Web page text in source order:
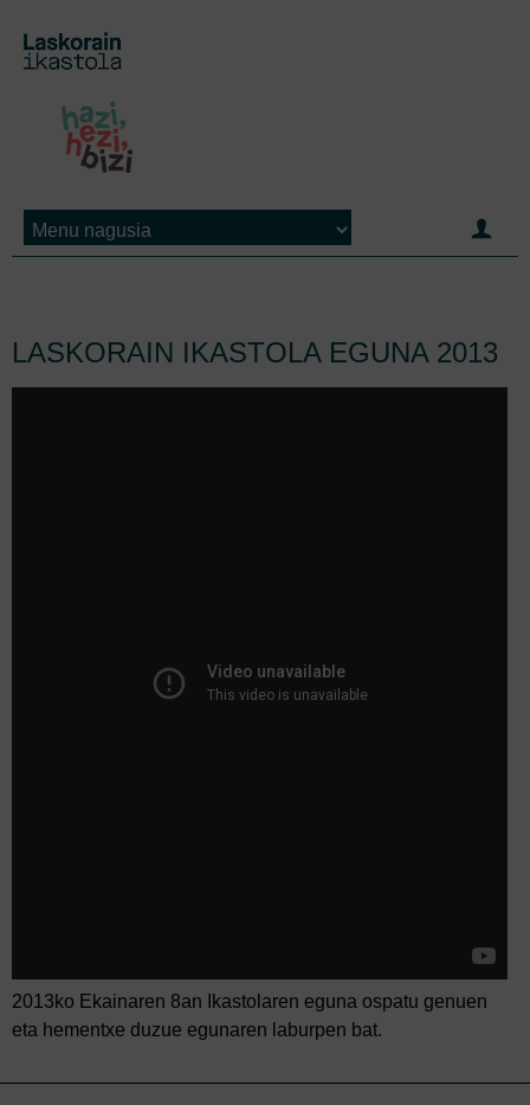
LASKORAIN IKASTOLA EGUNA 2013
2013ko Ekainaren 8an Ikastolaren eguna ospatu genuen
eta hementxe duzue egunaren laburpen bat.